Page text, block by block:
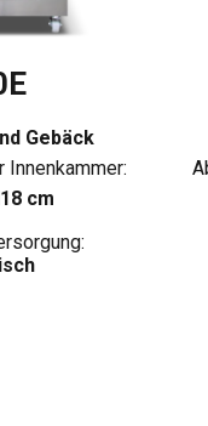
Gebäck
Innenkammer:
cm